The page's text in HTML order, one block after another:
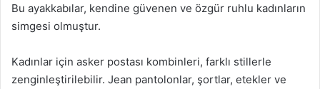
Bu ayakkabılar, kendine güvenen ve özgür ruhlu kadınların
simgesi olmuştur.
Kadınlar için asker postası kombinleri, farklı stillerle
zenginleştirilebilir. Jean pantolonlar, şortlar, etekler ve